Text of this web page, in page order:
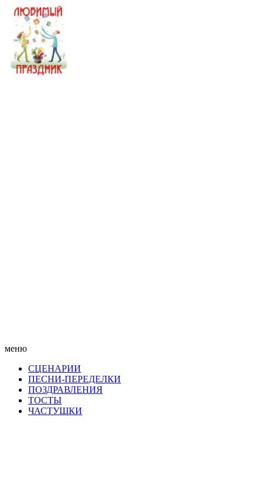
меню
СЦЕНАРИИ
ПЕСНИ-ПЕРЕДЕЛКИ
ПОЗДРАВЛЕНИЯ
ТОСТЫ
ЧАСТУШКИ